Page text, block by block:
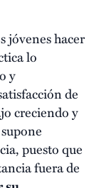
jóvenes hacer
lo
y
de
creciendo y
puesto que
fuera de